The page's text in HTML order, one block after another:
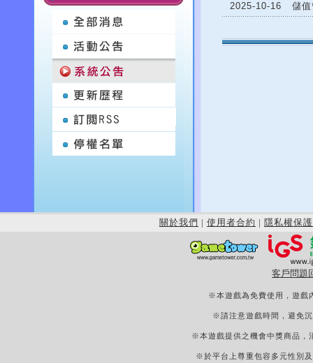
2025-10-16
儲
關於我們 | 使用者合約 | 隱私權保護
客戶問題
※本遊戲為免費使用，遊戲
※請注意遊戲時間，避免
※本遊戲提供之機會中獎商品，
※於平台上尊重包容多元性別